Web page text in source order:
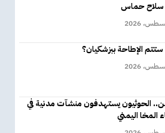
سلاح حماس
الإطاحة ببزشكيان؟
الحوثيون يستهدفون منشآت مدنية في
المخا اليمني